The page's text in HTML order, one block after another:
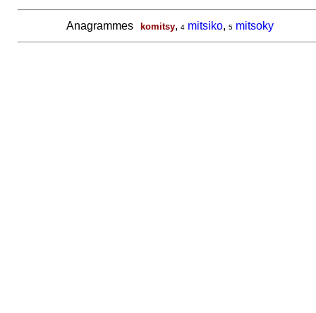
Anagrammes komitsy, 4 mitsiko, 5 mitsoky